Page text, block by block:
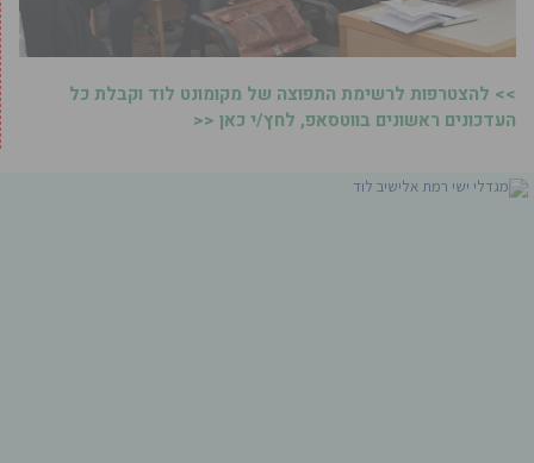
>> להצטרפות לרשימת התפוצה של מקומונט לוד וקבלת כל
העדכונים ראשונים בווטסאפ, לחץ/י כאן <<